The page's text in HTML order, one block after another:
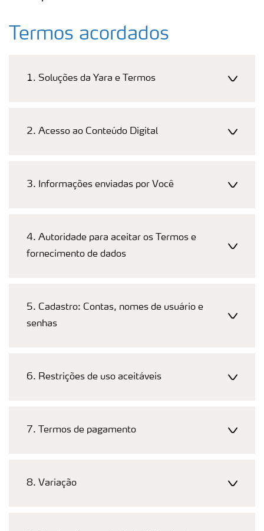
Termos acordados
1. Soluções da Yara e Termos
2. Acesso ao Conteúdo Digital
3. Informações enviadas por Você
4. Autoridade para aceitar os Termos e
fornecimento de dados
5. Cadastro: Contas, nomes de usuário e
senhas
6. Restrições de uso aceitáveis
7. Termos de pagamento
8. Variação